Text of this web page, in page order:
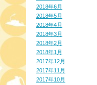
2018年6月
2018年5月
2018年4月
2018年3月
2018年2月
2018年1月
2017年12月
2017年11月
2017年10月